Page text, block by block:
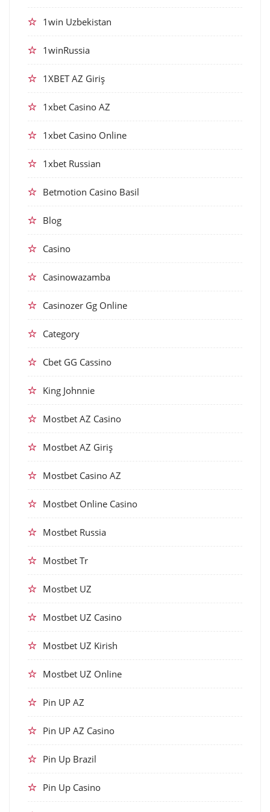
1win Uzbekistan
1winRussia
1XBET AZ Giriş
1xbet Casino AZ
1xbet Casino Online
1xbet Russian
Betmotion Casino Basil
Blog
Casino
Casinowazamba
Casinozer Gg Online
Category
Cbet GG Cassino
King Johnnie
Mostbet AZ Casino
Mostbet AZ Giriş
Mostbet Casino AZ
Mostbet Online Casino
Mostbet Russia
Mostbet Tr
Mostbet UZ
Mostbet UZ Casino
Mostbet UZ Kirish
Mostbet UZ Online
Pin UP AZ
Pin UP AZ Casino
Pin Up Brazil
Pin Up Casino